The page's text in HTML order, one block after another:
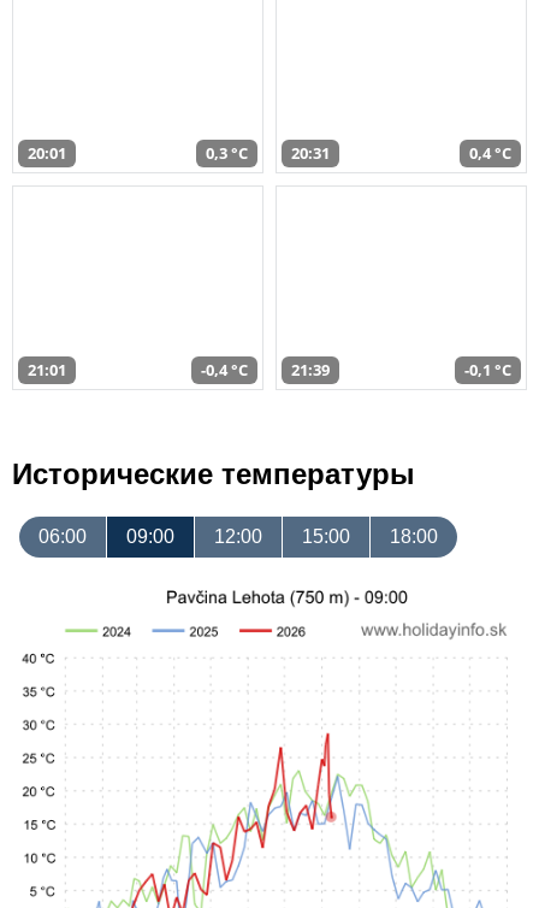
20:01 0,3 °C 20:31 0,4 °C
21:01 -0,4 °C 21:39 -0,1 °C
Исторические температуры
06:00 09:00 12:00 15:00 18:00